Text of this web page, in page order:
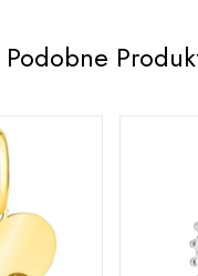
Podobne